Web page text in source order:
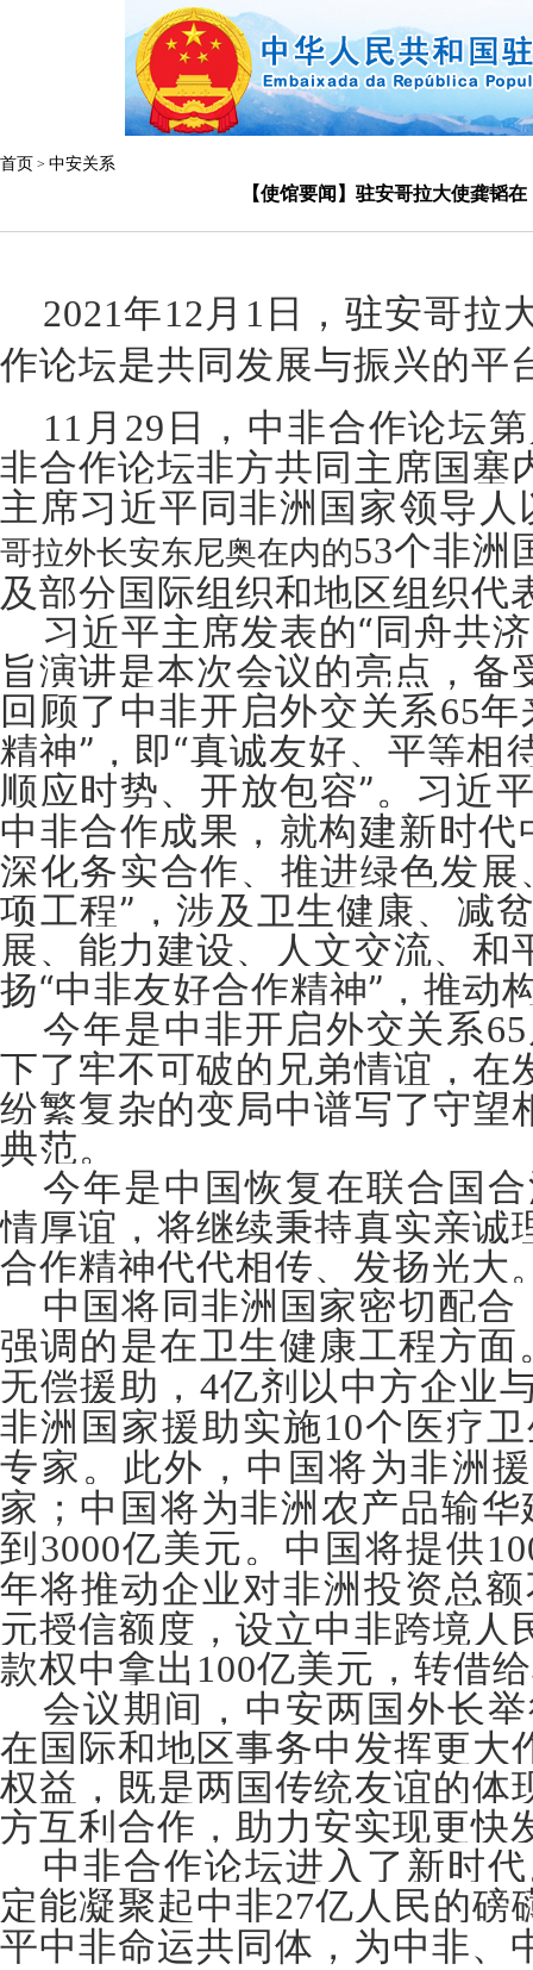
首页 > 中安关系
【使馆要闻】驻安哥拉大使龚韬
2021年12 月 1 日，驻安哥拉
作论坛是共同发展与振兴的平
11 月 29 日，中非合作论坛
非合作论坛非方共同主席国塞
主席习近平同非洲国家领导
哥拉外长安东尼奥在内的53个非洲
及部分国际组织和地区组织代
习近平主席发表的“同舟共
旨演讲是本次会议的亮点，
回顾了中非开启外交关系65年
精神”，即“真诚友好、平等
顺应时势、开放包容”。习近
中非合作成果，就构建新时
深化务实合作、推进绿色发
项工程”，涉及卫生健康、减
展、能力建设、人文交流、
扬“中非友好合作精神”，推动
今年是中非开启外交关系65
下了牢不可破的兄弟情谊，在
纷繁复杂的变局中谱写了守望
典范。
今年是中国恢复在联合国
情厚谊，将继续秉持真实亲诚
合作精神代代相传、发扬光大
中国将同非洲国家密切配合
强调的是在卫生健康工程方
无偿援助， 4亿剂以中方企业
非洲国家援助实施10个医疗
专家。此外，中国将为非洲
家；中国将为非洲农产品输
到3000亿美元。中国将提供
年将推动企业对非洲投资总
元授信额度，设立中非跨境
款权中拿出 100亿美元，转借
会议期间，中安两国外长
在国际和地区事务中发挥更大
权益，既是两国传统友谊的体
方互利合作，助力安实现更快
中非合作论坛进入了新时
定能凝聚起中非27亿人民的磅
平中非命运共同体，为中非、